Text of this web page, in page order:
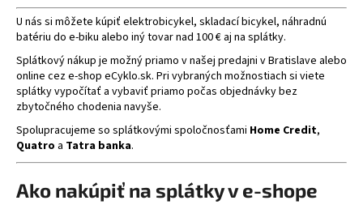
U nás si môžete kúpiť elektrobicykel, skladací bicykel, náhradnú
batériu do e-biku alebo iný tovar nad 100 € aj na splátky.
Splátkový nákup je možný priamo v našej predajni v Bratislave alebo
online cez e-shop eCyklo.sk. Pri vybraných možnostiach si viete
splátky vypočítať a vybaviť priamo počas objednávky bez
zbytočného chodenia navyše.
Spolupracujeme so splátkovými spoločnosťami Home Credit,
Quatro a Tatra banka.
Ako nakúpiť na splátky v e-shope
ú
č
a
m
e
CRUSSIS
ONE-
LARGO
(894